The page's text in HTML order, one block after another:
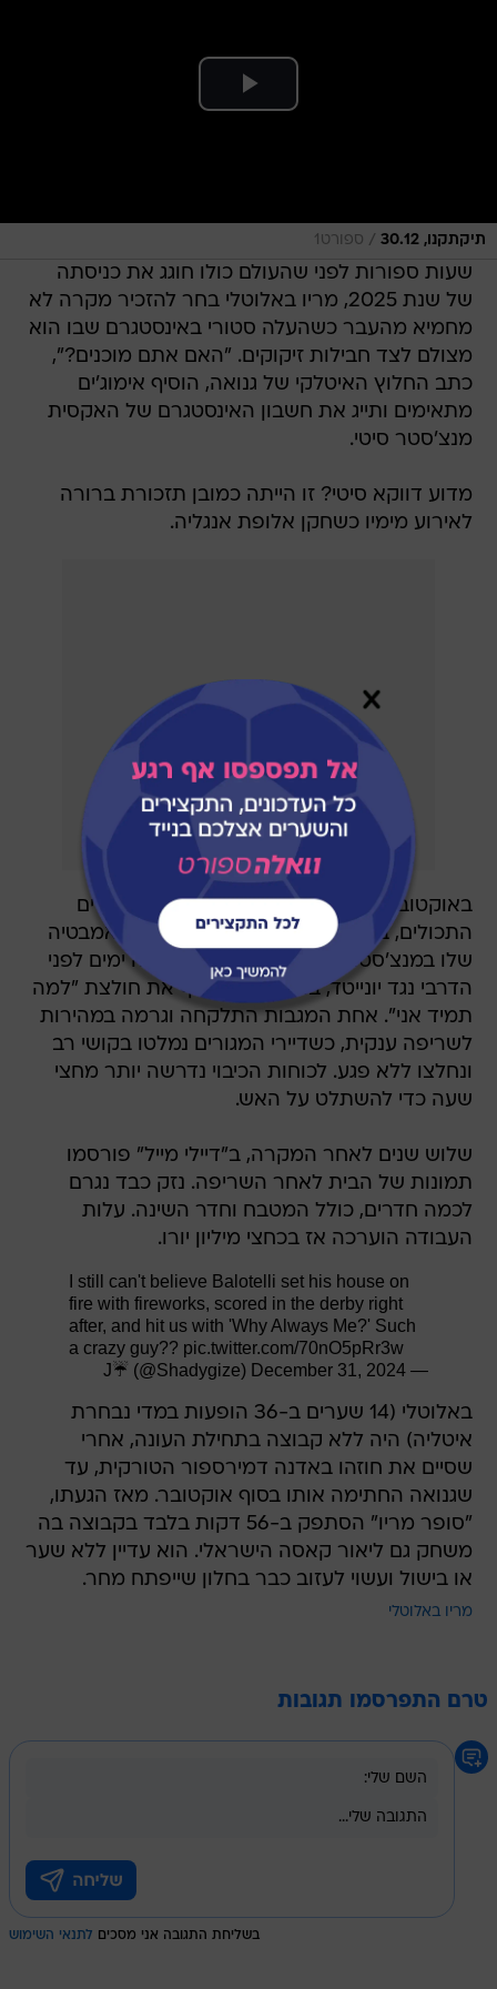
תיקתקנו, 30.12 / ספורט1
שעות ספורות לפני שהעולם כולו חוגג את כניסתה
של שנת 2025, מריו באלוטלי בחר להזכיר מקרה לא
מחמיא מהעבר כשהעלה סטורי באינסטגרם שבו הוא
מצולם לצד חבילות זיקוקים. "האם אתם מוכנים?",
כתב החלוץ האיטלקי של גנואה, הוסיף אימוג'ים
מתאימים ותייג את חשבון האינסטגרם של האקסית
מנצ'סטר סיטי.
מדוע דווקא סיטי? זו הייתה כמובן תזכורת ברורה
לאירוע מימיו כשחקן אלופת אנגליה.
באוקטובר 2011, כשהיה בן 21 ולבש את המדים
התכולים, באלוטלי הדליק זיקוקים בחדר האמבטיה
שלו במנצ'סטר עם כמה מחבריו, ארבעה ימים לפני
הדרבי נגד יונייטד, בו כבש ואז חשף את חולצת "למה
תמיד אני". אחת המגבות התלקחה וגרמה במהירות
לשריפה ענקית, כשדיירי המגורים נמלטו בקושי רב
ונחלצו ללא פגע. לכוחות הכיבוי נדרשה יותר מחצי
שעה כדי להשתלט על האש.
שלוש שנים לאחר המקרה, ב"דיילי מייל" פורסמו
תמונות של הבית לאחר השריפה. נזק כבד נגרם
לכמה חדרים, כולל המטבח וחדר השינה. עלות
העבודה הוערכה אז בכחצי מיליון יורו.
I still can't believe Balotelli set his house on
fire with fireworks, scored in the derby right
after, and hit us with 'Why Always Me?' Such
a crazy guy?? pic.twitter.com/70nO5pRr3w
— J☔ (@Shadygize)
December 31, 2024
באלוטלי (14 שערים ב-36 הופעות במדי נבחרת
איטליה) היה ללא קבוצה בתחילת העונה, אחרי
שסיים את חוזהו באדנה דמירספור הטורקית, עד
שגנואה החתימה אותו בסוף אוקטובר. מאז הגעתו,
"סופר מריו" הסתפק ב-56 דקות בלבד בקבוצה בה
משחק גם ליאור קאסה הישראלי. הוא עדיין ללא שער
או בישול ועשוי לעזוב כבר בחלון שייפתח מחר.
מריו באלוטלי
טרם התפרסמו תגובות
בשליחת התגובה אני מסכים לתנאי השימוש